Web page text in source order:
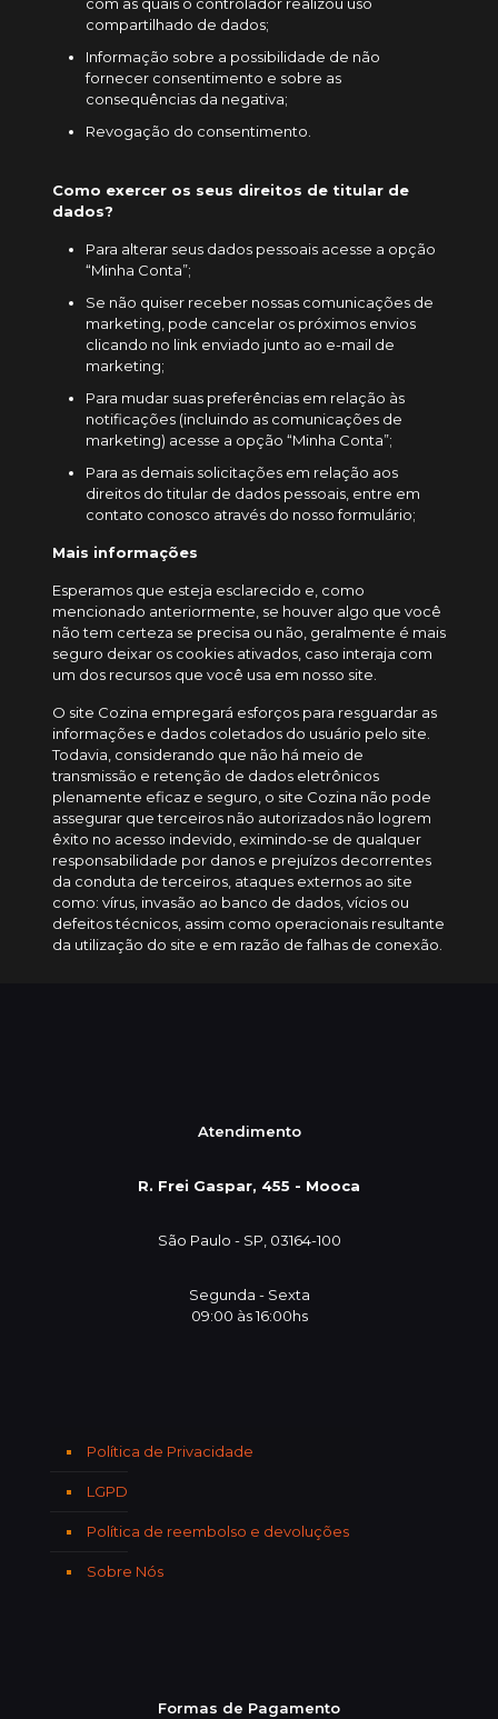
compartilhado de dados;
Informação sobre a possibilidade de não
fornecer consentimento e sobre as
consequências da negativa;
Revogação do consentimento.
Como exercer os seus direitos de titular de
dados?
Para alterar seus dados pessoais acesse a opção
“Minha Conta”;
Se não quiser receber nossas comunicações de
marketing, pode cancelar os próximos envios
clicando no link enviado junto ao e-mail de
marketing;
Para mudar suas preferências em relação às
notificações (incluindo as comunicações de
marketing) acesse a opção “Minha Conta”;
Para as demais solicitações em relação aos
direitos do titular de dados pessoais, entre em
contato conosco através do nosso formulário;
Mais informações
Esperamos que esteja esclarecido e, como
mencionado anteriormente, se houver algo que você
não tem certeza se precisa ou não, geralmente é mais
seguro deixar os cookies ativados, caso interaja com
um dos recursos que você usa em nosso site.
O site Cozina empregará esforços para resguardar as
informações e dados coletados do usuário pelo site.
Todavia, considerando que não há meio de
transmissão e retenção de dados eletrônicos
plenamente eficaz e seguro, o site Cozina não pode
assegurar que terceiros não autorizados não logrem
êxito no acesso indevido, eximindo-se de qualquer
responsabilidade por danos e prejuízos decorrentes
da conduta de terceiros, ataques externos ao site
como: vírus, invasão ao banco de dados, vícios ou
defeitos técnicos, assim como operacionais resultante
da utilização do site e em razão de falhas de conexão.
Atendimento
R. Frei Gaspar, 455 - Mooca
São Paulo - SP, 03164-100
Segunda - Sexta
09:00 às 16:00hs
Política de Privacidade
LGPD
Política de reembolso e devoluções
Sobre Nós
Formas de Pagamento